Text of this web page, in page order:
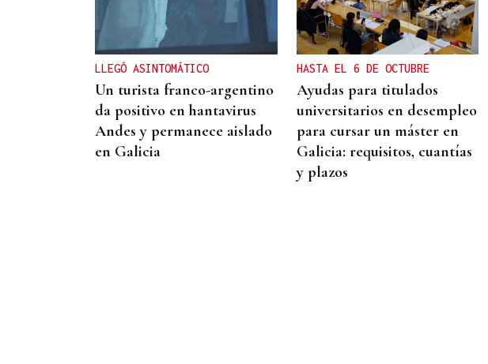
Jorge Vázquez: "Nuestro
objetivo a 2028 es crecer
creando valor para el
accionista y para el equipo
que lo hace posible"
LLEGÓ ASINTOMÁTICO
Un turista franco-argentino
da positivo en hantavirus
Andes y permanece aislado
en Galicia
HASTA EL 6 DE OCTUBRE
Ayudas para titulados
universitarios en desempleo
para cursar un máster en
Galicia: requisitos, cuantías
y plazos